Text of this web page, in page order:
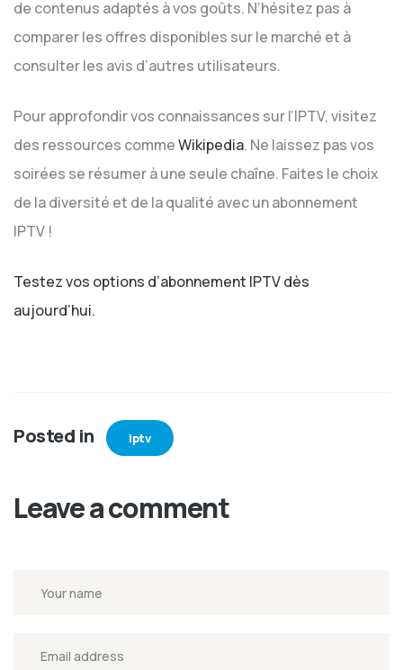
de contenus adaptés à vos goûts. N’hésitez pas à
comparer les offres disponibles sur le marché et à
consulter les avis d’autres utilisateurs.
Pour approfondir vos connaissances sur l’IPTV, visitez
des ressources commeWikipedia. Ne laissez pas vos
soirées se résumer à une seule chaîne. Faites le choix
de la diversité et de la qualité avec un abonnement
IPTV !
Testez vos options d’abonnement IPTV dès
aujourd’hui.
Posted in iptv
Leave a comment